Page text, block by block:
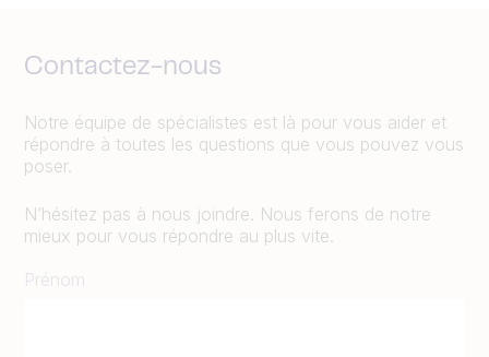
Contactez-nous
Notre équipe de spécialistes est là pour vous aider et
répondre à toutes les questions que vous pouvez vous
poser.
N’hésitez pas à nous joindre. Nous ferons de notre
mieux pour vous répondre au plus vite.
Prénom